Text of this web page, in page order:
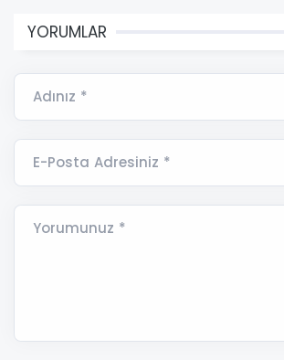
YORUMLAR
Adınız *
E-Posta Adresiniz *
Yorumunuz *